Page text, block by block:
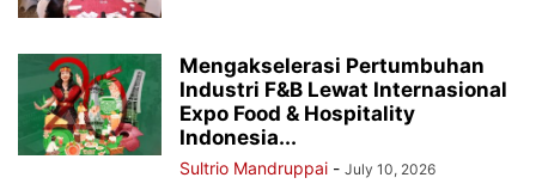
Mengakselerasi Pertumbuhan
Industri F&B Lewat Internasional
Expo Food & Hospitality
Indonesia...
Sultrio Mandruppai - July 10, 2026